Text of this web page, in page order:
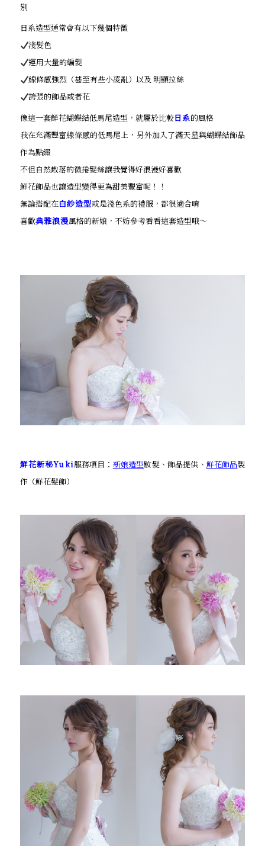
別
日系造型通常會有以下幾個特徵
淺髮色
運用大量的編髮
線條感強烈（甚至有些小凌亂）以及 明顯拉絲
誇張的飾品或者花
像這一套鮮花蝴蝶結低馬尾造型，就屬於比較日系的風格
我在充滿豐富線條感的低馬尾上，另外加入了滿天星與蝴蝶結飾品
作為點綴
不但自然散落的微捲髮絲讓我覺得好浪漫好喜歡
鮮花飾品也讓造型變得更為甜美豐富呢！！
無論搭配在白紗造型或是淺色系的禮服，都很適合唷
喜歡典雅浪漫風格的新娘，不妨參考看看這套造型哦～
鮮花新秘Yuki服務項目： 新娘造型妝髮、飾品提供、 鮮花飾品製
作（鮮花髮飾）